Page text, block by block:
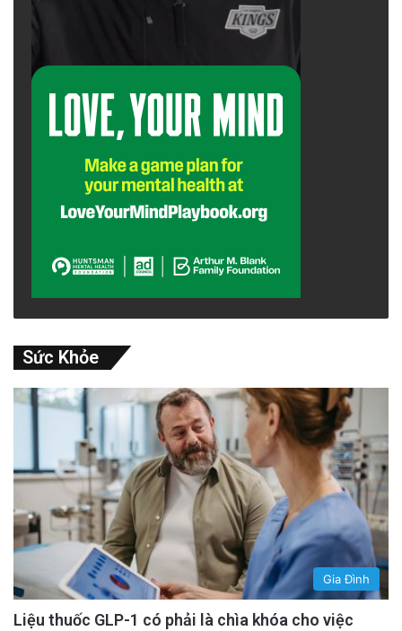
Sức Khỏe
Gia Đình
Liệu thuốc GLP-1 có phải là chìa khóa cho việc